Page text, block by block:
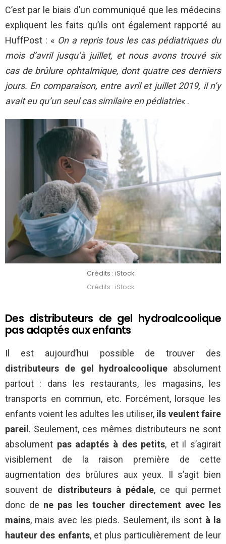
C’est par le biais d’un communiqué que les médecins
expliquent les faits qu’ils ont également rapporté au
HuffPost : « On a repris tous les cas pédiatriques du
mois d’avril jusqu’à juillet, et nous avons trouvé six
cas de brûlure ophtalmique, dont quatre ces derniers
jours. En comparaison, entre avril et juillet 2019, il n’y
avait eu qu’un seul cas similaire en pédiatrie« .
Crédits : iStock
Crédits : iStock
Des distributeurs de gel hydroalcoolique
pas adaptés aux enfants
Il est aujourd’hui possible de trouver des
distributeurs de gel hydroalcoolique absolument
partout : dans les restaurants, les magasins, les
transports en commun, etc. Forcément, lorsque les
enfants voient les adultes les utiliser, ils veulent faire
pareil . Seulement, ces mêmes distributeurs ne sont
absolument pas adaptés à des petits, et il s’agirait
visiblement de la raison première de cette
augmentation des brûlures aux yeux. Il s’agit bien
souvent de distributeurs à pédale, ce qui permet
donc de ne pas les toucher directement avec les
mains, mais avec les pieds. Seulement, ils sont à la
hauteur des enfants, et plus particulièrement de leur